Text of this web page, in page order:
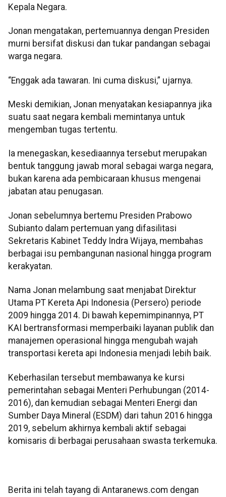
Kepala Negara.
Jonan mengatakan, pertemuannya dengan Presiden
murni bersifat diskusi dan tukar pandangan sebagai
warga negara.
“Enggak ada tawaran. Ini cuma diskusi,” ujarnya.
Meski demikian, Jonan menyatakan kesiapannya jika
suatu saat negara kembali memintanya untuk
mengemban tugas tertentu.
Ia menegaskan, kesediaannya tersebut merupakan
bentuk tanggung jawab moral sebagai warga negara,
bukan karena ada pembicaraan khusus mengenai
jabatan atau penugasan.
Jonan sebelumnya bertemu Presiden Prabowo
Subianto dalam pertemuan yang difasilitasi
Sekretaris Kabinet Teddy Indra Wijaya, membahas
berbagai isu pembangunan nasional hingga program
kerakyatan.
Nama Jonan melambung saat menjabat Direktur
Utama PT Kereta Api Indonesia (Persero) periode
2009 hingga 2014. Di bawah kepemimpinannya, PT
KAI bertransformasi memperbaiki layanan publik dan
manajemen operasional hingga mengubah wajah
transportasi kereta api Indonesia menjadi lebih baik.
Keberhasilan tersebut membawanya ke kursi
pemerintahan sebagai Menteri Perhubungan (2014-
2016), dan kemudian sebagai Menteri Energi dan
Sumber Daya Mineral (ESDM) dari tahun 2016 hingga
2019, sebelum akhirnya kembali aktif sebagai
komisaris di berbagai perusahaan swasta terkemuka.
Berita ini telah tayang di Antaranews.com dengan